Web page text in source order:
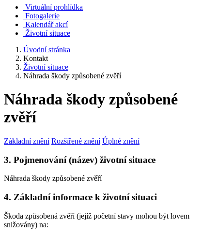
Virtuální prohlídka
Fotogalerie
Kalendář akcí
Životní situace
Úvodní stránka
Kontakt
Životní situace
Náhrada škody způsobené zvěří
Náhrada škody způsobené
zvěří
Základní znění Rozšířené znění Úplné znění
3. Pojmenování (název) životní situace
Náhrada škody způsobené zvěří
4. Základní informace k životní situaci
Škoda způsobená zvěří (jejíž početní stavy mohou být lovem
snižovány) na: